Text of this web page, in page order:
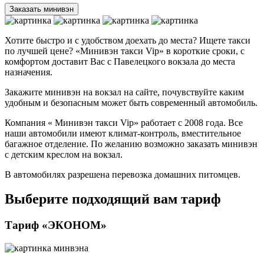
Заказать минивэн
Хотите быстро и с удобством доехать до места? Ищете такси
по лучшей цене? «Минивэн такси Vip» в короткие сроки, с
комфортом доставит Вас с Павелецкого вокзала до места
назначения.
Закажите минивэн на вокзал на сайте, почувствуйте каким
удобным и безопасным может быть современный автомобиль.
Компания « Минивэн такси Vip» работает с 2008 года. Все
наши автомобили имеют климат-контроль, вместительное
багажное отделение. По желанию возможно заказать минивэн
с детским креслом на вокзал.
В автомобилях разрешена перевозка домашних питомцев.
Выберите подходящий вам тариф
Тариф «ЭКОНОМ»